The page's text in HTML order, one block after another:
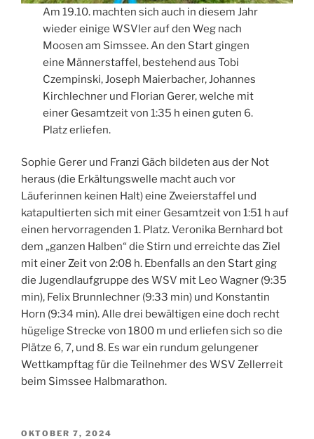
Am 19.10. machten sich auch in diesem Jahr
wieder einige WSVler auf den Weg nach
Moosen am Simssee. An den Start gingen
eine Männerstaffel, bestehend aus Tobi
Czempinski, Joseph Maierbacher, Johannes
Kirchlechner und Florian Gerer, welche mit
einer Gesamtzeit von 1:35 h einen guten 6.
Platz erliefen.
Sophie Gerer und Franzi Gäch bildeten aus der Not
heraus (die Erkältungswelle macht auch vor
Läuferinnen keinen Halt) eine Zweierstaffel und
katapultierten sich mit einer Gesamtzeit von 1:51 h auf
einen hervorragenden 1. Platz. Veronika Bernhard bot
dem „ganzen Halben“ die Stirn und erreichte das Ziel
mit einer Zeit von 2:08 h. Ebenfalls an den Start ging
die Jugendlaufgruppe des WSV mit Leo Wagner (9:35
min), Felix Brunnlechner (9:33 min) und Konstantin
Horn (9:34 min). Alle drei bewältigen eine doch recht
hügelige Strecke von 1800 m und erliefen sich so die
Plätze 6, 7, und 8. Es war ein rundum gelungener
Wettkampftag für die Teilnehmer des WSV Zellerreit
beim Simssee Halbmarathon.
VERÖFFENTLICHT
OKTOBER 7, 2024